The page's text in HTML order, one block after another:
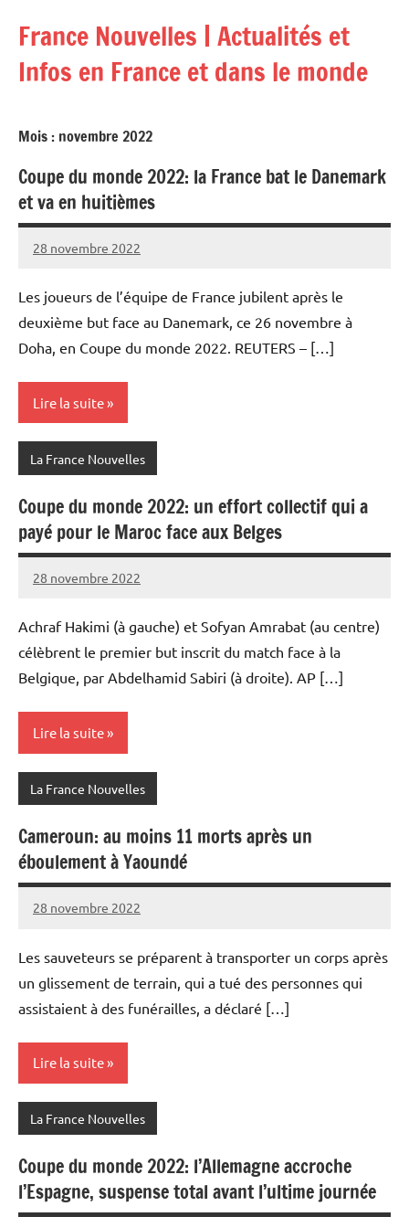
contenu
France Nouvelles | Actualités et
Infos en France et dans le monde
Mois : novembre 2022
Coupe du monde 2022: la France bat le Danemark
et va en huitièmes
28 novembre 2022
Admins
Les joueurs de l’équipe de France jubilent après le
deuxième but face au Danemark, ce 26 novembre à
Doha, en Coupe du monde 2022. REUTERS – […]
Lire la suite
La France Nouvelles
Coupe du monde 2022: un effort collectif qui a
payé pour le Maroc face aux Belges
28 novembre 2022
Admins
Achraf Hakimi (à gauche) et Sofyan Amrabat (au centre)
célèbrent le premier but inscrit du match face à la
Belgique, par Abdelhamid Sabiri (à droite). AP […]
Lire la suite
La France Nouvelles
Cameroun: au moins 11 morts après un
éboulement à Yaoundé
28 novembre 2022
Admins
Les sauveteurs se préparent à transporter un corps après
un glissement de terrain, qui a tué des personnes qui
assistaient à des funérailles, a déclaré […]
Lire la suite
La France Nouvelles
Coupe du monde 2022: l’Allemagne accroche
l’Espagne, suspense total avant l’ultime journée